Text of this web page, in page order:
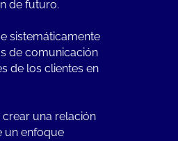
de futuro.
sistemáticamente
de comunicación
de los clientes en
una relación
un enfoque